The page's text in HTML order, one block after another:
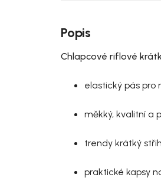
Popis
Chlapcové riflové
elastický pás pro
měkký, kvalitní a
trendy krátký
praktické kapsy